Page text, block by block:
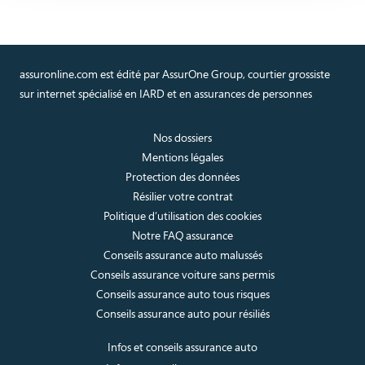
assuronline.com est édité par AssurOne Group, courtier grossiste
sur internet spécialisé en IARD et en assurances de personnes
Nos dossiers
Mentions légales
Protection des données
Résilier votre contrat
Politique d’utilisation des cookies
Notre FAQ assurance
Conseils assurance auto malussés
Conseils assurance voiture sans permis
Conseils assurance auto tous risques
Conseils assurance auto pour résiliés
Infos et conseils assurance auto